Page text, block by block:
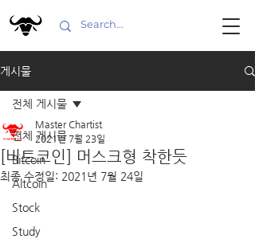
게시물
전체 게시물
Bitcoin
Altcoin
Stock
Study
전체 게시물
[비트코인] 머스크형 착한듯
Master Chartist
2021년 7월 23일
최종 수정일: 2021년 7월 24일